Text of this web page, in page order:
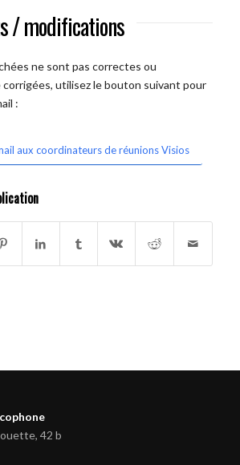
/ modifications
ne sont pas correctes ou
utilisez le bouton suivant pour
:
aux coordinateurs de réunions Visios
42 b